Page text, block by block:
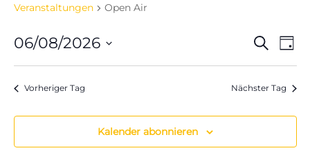
Veranstaltungen Open Air
Suche
Tag
06/08/2026
Vorheriger Tag Nächster Tag
Kalender abonnieren